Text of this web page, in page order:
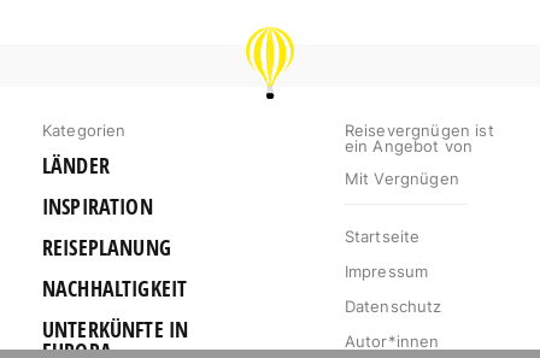
REISEVERGNÜGEN
Kategorien
LÄNDER
INSPIRATION
REISEPLANUNG
NACHHALTIGKEIT
UNTERKÜNFTE IN
EUROPA
Reisevergnügen ist
ein Angebot von
Mit Vergnügen
Startseite
Impressum
Datenschutz
Autor*innen